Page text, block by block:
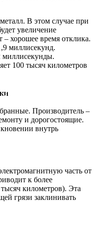
В этом случае при
увеличение
– хорошее время отклика.
миллисекунд.
миллисекунды.
100 тысяч километров
Производитель –
и дорогостоящие.
внутрь
часть от
к более
километров). Эта
грязи заклинивать